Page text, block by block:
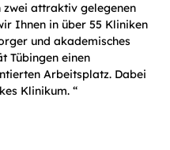
attraktiv gelegenen
Ihnen in über 55 Kliniken
und akademisches
Tübingen einen
Arbeitsplatz. Dabei
Klinikum. “